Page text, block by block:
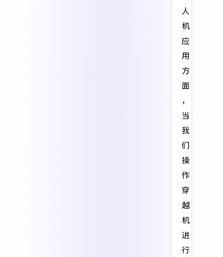
人
机
应
用
方
面
，
当
我
们
操
作
穿
越
机
进
行